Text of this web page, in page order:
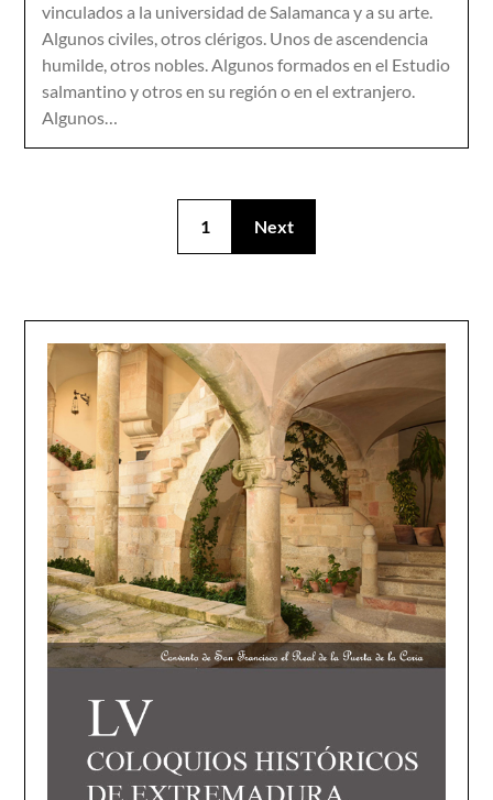
vinculados a la universidad de Salamanca y a su arte.
Algunos civiles, otros clérigos. Unos de ascendencia
humilde, otros nobles. Algunos formados en el Estudio
salmantino y otros en su región o en el extranjero.
Algunos…
1 Next